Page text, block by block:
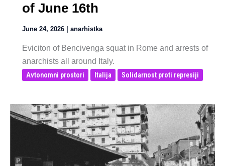
of June 16th
June 24, 2026 anarhistka
Eviciton of Bencivenga squat in Rome and arrests of
anarchists all around Italy.
Avtonomni prostori Italija Solidarnost proti represiji